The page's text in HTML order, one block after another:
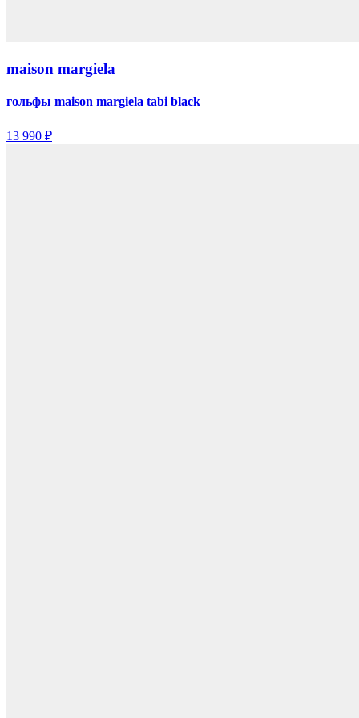
maison margiela
гольфы maison margiela tabi black
13 990 ₽